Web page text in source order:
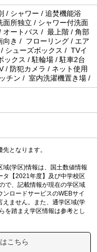
/ シャワー / 追焚機能浴
面所独立 / シャワー付洗面
オートバス / 最上階 / 角部
向き / フローリング / エア
シューズボックス / TVイ
ックス / 駐輪場 / 駐車2台
/ 防犯カメラ / ネット使用
チン / 室内洗濯機置き場 /
となります。
(学区)情報は、国土数値情報
タ【2021年度】及び中学校区
で、記載情報が現在の学区域
ロードサービスのWEBサイ
えません。また、通学区域(学
を踏まえ学区情報は参考とし
こちら